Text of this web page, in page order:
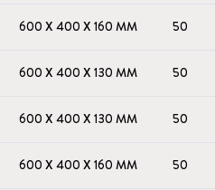
600 X 400 X 160 MM 50
600 X 400 X 130 MM 50
600 X 400 X 130 MM 50
600 X 400 X 160 MM 50